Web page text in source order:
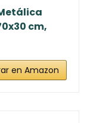
cm,
en Amazon